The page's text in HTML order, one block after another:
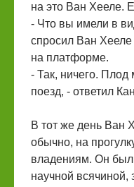
на это Ван Хееле.
- Что вы имели в
спросил Ван
на платформе.
- Так, ничего.
поезд, - ответил
В тот же день Ван
обычно, на
владениям. Он
научной всячиной,